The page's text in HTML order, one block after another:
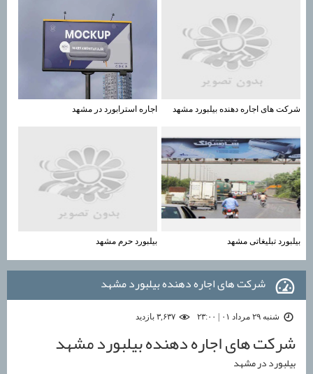
شرکت های اجاره دهنده بیلبورد مشهد اجاره استرابورد در مشهد
بیلبورد تبلیغاتی مشهد بیلبورد حرم مشهد
شرکت های اجاره دهنده بیلبورد مشهد
شنبه ۲۹ مرداد ۰۱ | ۲۳:۰۰
شرکت های اجاره دهنده بیلبورد مشهد
بیلبورد در مشهد